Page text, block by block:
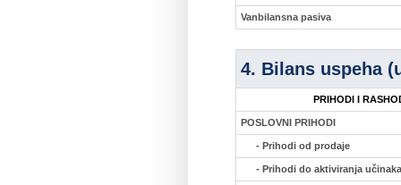
Vanbilansna pasiva
4. Bilans uspeha
PRIHODI I
POSLOVNI PRIHODI
- Prihodi od prodaje
- Prihodi do aktiviranja učinaka